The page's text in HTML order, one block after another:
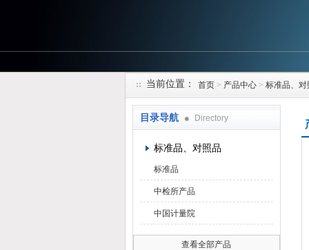
当前位置： 首页 > 产品中心 > 标准品、对
目录导航 Directory
标准品、对照品
标准品
中检所产品
中国计量院
查看全部产品